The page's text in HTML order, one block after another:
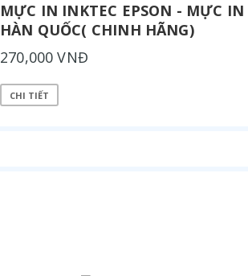
MỰC IN INKTEC EPSON - MỰC IN
HÀN QUỐC( CHINH HÃNG)
270,000 VNĐ
CHI TIẾT